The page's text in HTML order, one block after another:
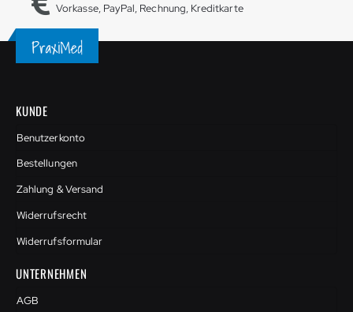
Vorkasse, PayPal, Rechnung, Kreditkarte
KUNDE
Benutzerkonto
Bestellungen
Zahlung & Versand
Widerrufsrecht
Widerrufsformular
UNTERNEHMEN
AGB